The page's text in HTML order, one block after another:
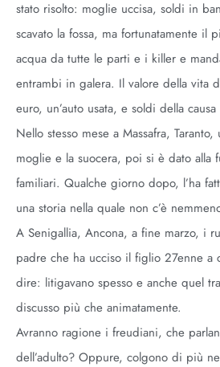
stato risolto: moglie uccisa, soldi in
scavato la fossa, ma fortunatamente il
acqua da tutte le parti e i killer e
entrambi in galera. Il valore della vita
euro, un’auto usata, e soldi della
Nello stesso mese a Massafra,
moglie e la suocera, poi si è dato alla
familiari. Qualche giorno dopo, l’ha
una storia nella quale non c’è
A Senigallia, Ancona, a fine marzo, i
padre che ha ucciso il figlio 27enne a
dire: litigavano spesso e anche quel
discusso più che animatamente.
Avranno ragione i freudiani, che
dell’adulto? Oppure, colgono di più